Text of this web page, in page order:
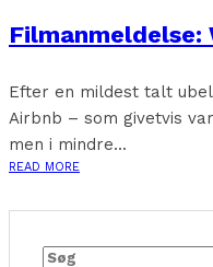
Filmanmeldelse:
Efter en mildest talt
Airbnb – som givetvis
men i mindre...
READ MORE